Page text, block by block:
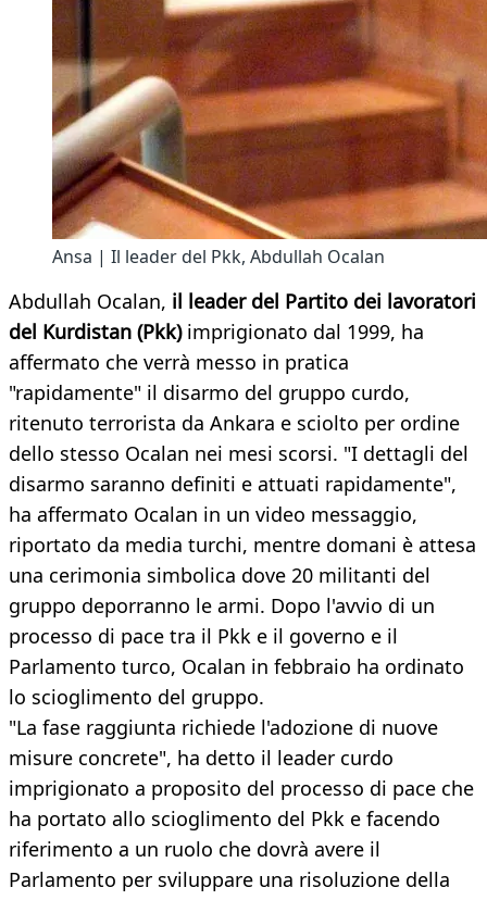
Ansa | Il leader del Pkk, Abdullah Ocalan
Abdullah Ocalan, il leader del Partito dei lavoratori
del Kurdistan (Pkk) imprigionato dal 1999, ha
affermato che verrà messo in pratica
"rapidamente" il disarmo del gruppo curdo,
ritenuto terrorista da Ankara e sciolto per ordine
dello stesso Ocalan nei mesi scorsi. "I dettagli del
disarmo saranno definiti e attuati rapidamente",
ha affermato Ocalan in un video messaggio,
riportato da media turchi, mentre domani è attesa
una cerimonia simbolica dove 20 militanti del
gruppo deporranno le armi. Dopo l'avvio di un
processo di pace tra il Pkk e il governo e il
Parlamento turco, Ocalan in febbraio ha ordinato
lo scioglimento del gruppo.
"La fase raggiunta richiede l'adozione di nuove
misure concrete", ha detto il leader curdo
imprigionato a proposito del processo di pace che
ha portato allo scioglimento del Pkk e facendo
riferimento a un ruolo che dovrà avere il
Parlamento per sviluppare una risoluzione della